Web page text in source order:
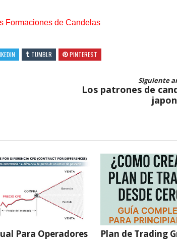
Formaciones de Candelas
TUMBLR PINTEREST
Siguiente
Los patrones de
Para Operadores
Plan de Trading